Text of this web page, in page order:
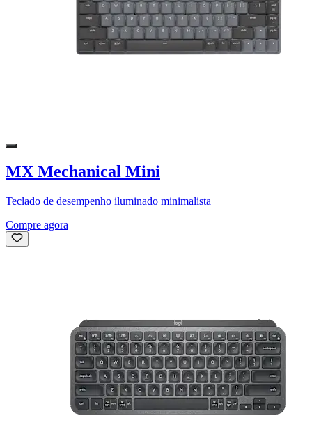
MX Mechanical Mini
Teclado de desempenho iluminado minimalista
Compre agora